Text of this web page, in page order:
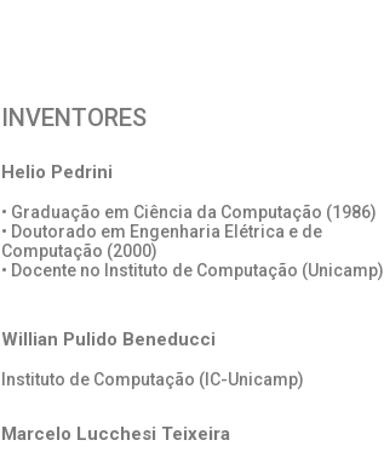
INVENTORES
Helio Pedrini
• Graduação em Ciência da Computação (1986)
• Doutorado em Engenharia Elétrica e de
Computação (2000)
• Docente no Instituto de Computação (Unicamp)
Willian Pulido Beneducci
Instituto de Computação (IC-Unicamp)
Marcelo Lucchesi Teixeira